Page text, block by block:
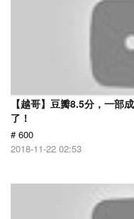
【越哥】豆瓣8.5分，一部
了！
# 600
2018-11-22 02:53